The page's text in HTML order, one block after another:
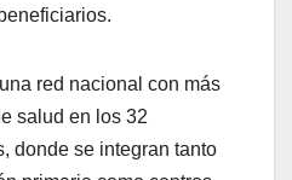
red nacional con más
salud en los 32
donde se integran tanto